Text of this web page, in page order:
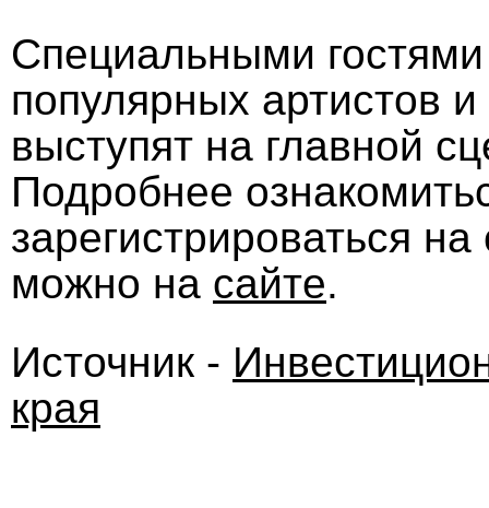
Специальными гостями
популярных артистов
выступят на главной
Подробнее
зарегистрироваться
можно на сайте.
Источник -
края